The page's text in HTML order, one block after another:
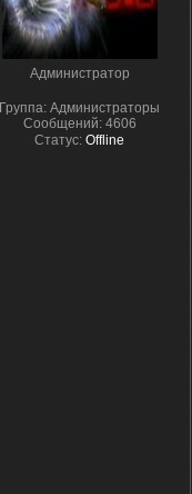
Администратор
Группа: Администраторы
Сообщений: 4606
Статус: Offline